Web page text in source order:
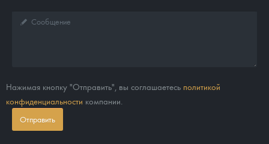
Нажимая кнопку "Отправить", вы соглашаетесь политикой
конфиденциальности компании.
Отправить